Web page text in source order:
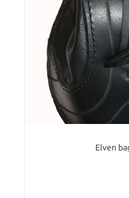
Elven